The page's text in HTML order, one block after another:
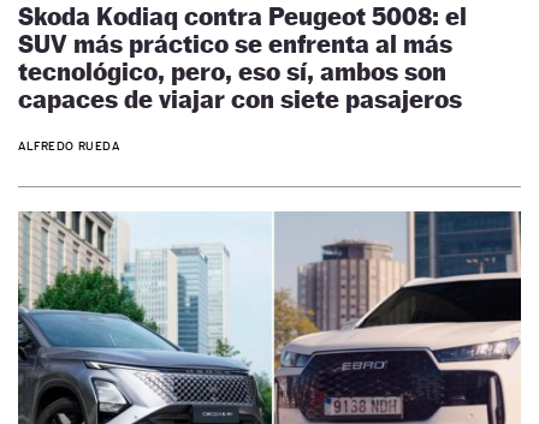
Skoda Kodiaq contra Peugeot 5008: el
SUV más práctico se enfrenta al más
tecnológico, pero, eso sí, ambos son
capaces de viajar con siete pasajeros
ALFREDO RUEDA